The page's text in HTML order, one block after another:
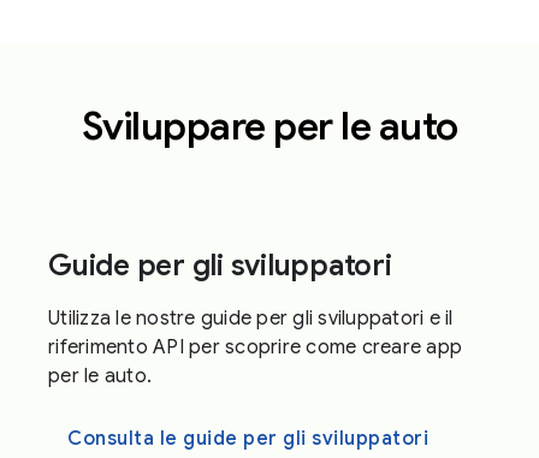
Sviluppare per le auto
Guide per gli sviluppatori
Utilizza le nostre guide per gli sviluppatori e il
riferimento API per scoprire come creare app
per le auto.
Consulta le guide per gli sviluppatori